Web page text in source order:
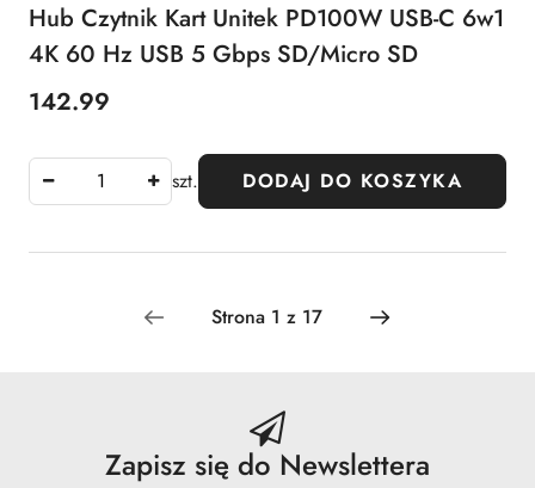
Hub Czytnik Kart Unitek PD100W USB-C 6w1
4K 60 Hz USB 5 Gbps SD/Micro SD
Cena:
142.99
szt. DODAJ DO KOSZYKA
Zapisz się do Newslettera